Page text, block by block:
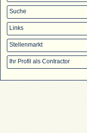
Suche
Links
Stellenmarkt
Ihr Profil als Contractor